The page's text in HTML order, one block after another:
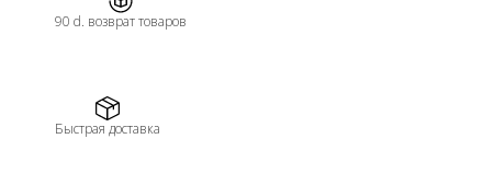
90 d. возврат товаров
Быстрая доставка